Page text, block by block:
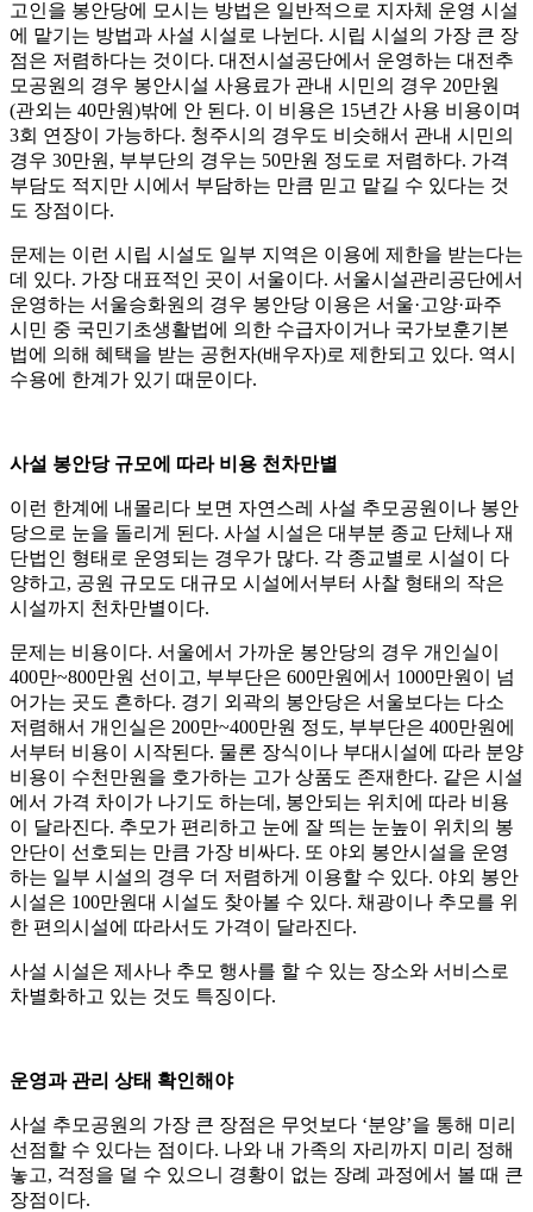
고인을 봉안당에 모시는 방법은 일반적으로 지자체 운영 시설
에 맡기는 방법과 사설 시설로 나뉜다. 시립 시설의 가장 큰 장
점은 저렴하다는 것이다. 대전시설공단에서 운영하는 대전추
모공원의 경우 봉안시설 사용료가 관내 시민의 경우 20만원
(관외는 40만원)밖에 안 된다. 이 비용은 15년간 사용 비용이며
3회 연장이 가능하다. 청주시의 경우도 비슷해서 관내 시민의
경우 30만원, 부부단의 경우는 50만원 정도로 저렴하다. 가격
부담도 적지만 시에서 부담하는 만큼 믿고 맡길 수 있다는 것
도 장점이다.
문제는 이런 시립 시설도 일부 지역은 이용에 제한을 받는다는
데 있다. 가장 대표적인 곳이 서울이다. 서울시설관리공단에서
운영하는 서울승화원의 경우 봉안당 이용은 서울·고양·파주
시민 중 국민기초생활법에 의한 수급자이거나 국가보훈기본
법에 의해 혜택을 받는 공헌자(배우자)로 제한되고 있다. 역시
수용에 한계가 있기 때문이다.
사설 봉안당 규모에 따라 비용 천차만별
이런 한계에 내몰리다 보면 자연스레 사설 추모공원이나 봉안
당으로 눈을 돌리게 된다. 사설 시설은 대부분 종교 단체나 재
단법인 형태로 운영되는 경우가 많다. 각 종교별로 시설이 다
양하고, 공원 규모도 대규모 시설에서부터 사찰 형태의 작은
시설까지 천차만별이다.
문제는 비용이다. 서울에서 가까운 봉안당의 경우 개인실이
400만~800만원 선이고, 부부단은 600만원에서 1000만원이 넘
어가는 곳도 흔하다. 경기 외곽의 봉안당은 서울보다는 다소
저렴해서 개인실은 200만~400만원 정도, 부부단은 400만원에
서부터 비용이 시작된다. 물론 장식이나 부대시설에 따라 분양
비용이 수천만원을 호가하는 고가 상품도 존재한다. 같은 시설
에서 가격 차이가 나기도 하는데, 봉안되는 위치에 따라 비용
이 달라진다. 추모가 편리하고 눈에 잘 띄는 눈높이 위치의 봉
안단이 선호되는 만큼 가장 비싸다. 또 야외 봉안시설을 운영
하는 일부 시설의 경우 더 저렴하게 이용할 수 있다. 야외 봉안
시설은 100만원대 시설도 찾아볼 수 있다. 채광이나 추모를 위
한 편의시설에 따라서도 가격이 달라진다.
사설 시설은 제사나 추모 행사를 할 수 있는 장소와 서비스로
차별화하고 있는 것도 특징이다.
운영과 관리 상태 확인해야
사설 추모공원의 가장 큰 장점은 무엇보다 ‘분양’을 통해 미리
선점할 수 있다는 점이다. 나와 내 가족의 자리까지 미리 정해
놓고, 걱정을 덜 수 있으니 경황이 없는 장례 과정에서 볼 때 큰
장점이다.